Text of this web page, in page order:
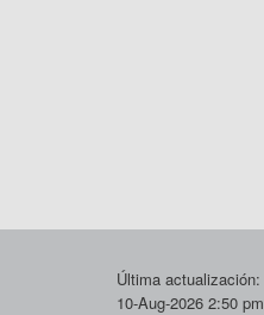
Última actualización:
10-Aug-2026 2:50 pm